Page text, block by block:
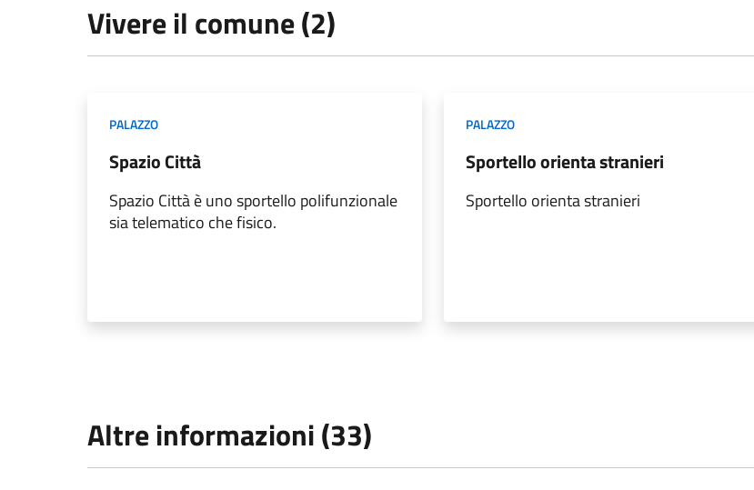
Vivere il comune (2)
PALAZZO
Spazio Città
Spazio Città è uno sportello polifunzionale
sia telematico che fisico.
PALAZZO
Sportello orienta stranieri
Sportello orienta stranieri
Altre informazioni (33)